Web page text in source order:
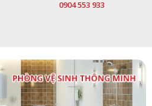
0904 553 933